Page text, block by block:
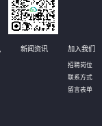
新闻资讯 加入我们
招聘岗位
联系方式
留言表单